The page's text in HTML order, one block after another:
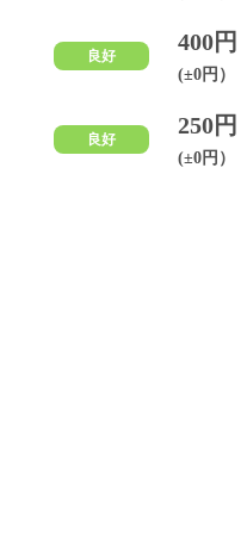
良好
400円
(±0円）
良好
250円
(±0円）